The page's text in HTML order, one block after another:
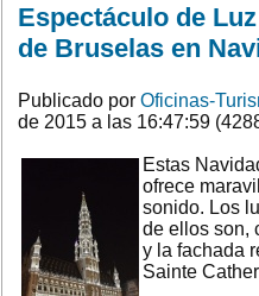
Espectáculo de
de Bruselas en
Publicado por Oficinas-
de 2015 a las 16:47:59
Estas
ofrece
sonido. Los
de ellos son,
y la fachada
Sainte